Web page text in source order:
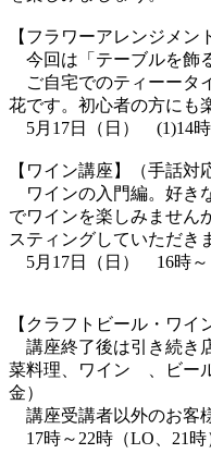
【フラワーアレンジメン
今回は「テーブルを飾
ご自宅でのティーータ
花です。初心者の方にも
5月17日（日） (1)14
【ワイン講座】（手話対
ワインの入門編。好き
でワインを楽しみません
スティングしていただき
5月17日（日） 16時～
【クラフトビール・ワイ
講座終了後は引き続き
菜料理、ワイン 、ビー
金）
講座受講者以外のお客
17時～22時（LO、21時